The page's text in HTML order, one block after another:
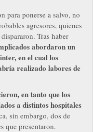
para ponerse a salvo, no
agresores, quienes
Tras haber
abordaron un
en el cual los
realizado labores de
en tanto que los
a distintos hospitales
sin embargo, dos de
que presentaron.